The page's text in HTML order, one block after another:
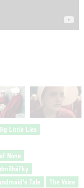
Little Lies
None
Tale
The Voice